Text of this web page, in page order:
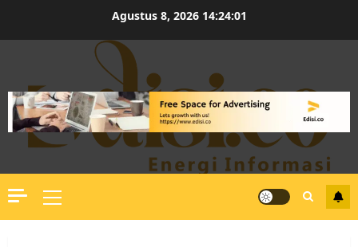
Agustus 8, 2026 14:24:01
Primary
Menu